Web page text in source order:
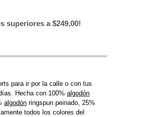
superiores a $249,00!
para ir por la calle o con tus
Hecha con 100% algodón
algodón ringspun peinado, 25%
todos los colores del